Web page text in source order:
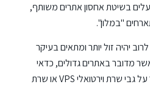
בשיטת אחסון אתרים משותף,
"במלון".
יהיה זול יותר ומתאים בעיקר
מדובר באתרים גדולים, כדאי
לבדוק אפשרות לאחסון האתר על גבי שרת וירטואלי VPS או שרת